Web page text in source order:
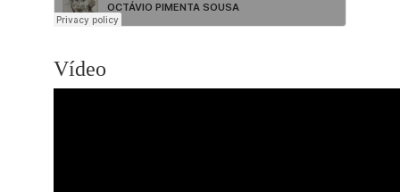
Vídeo